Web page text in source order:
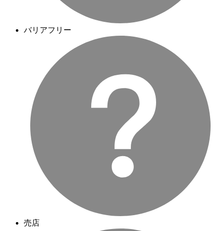
バリアフリー
売店